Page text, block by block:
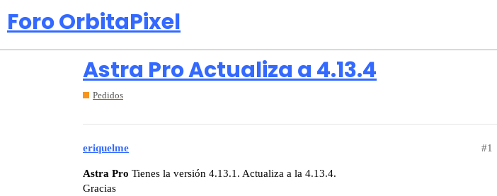
Foro OrbitaPixel
Astra Pro Actualiza a 4.13.4
Pedidos
eriquelme #1
Astra Pro Tienes la versión 4.13.1. Actualiza a la 4.13.4.
Gracias